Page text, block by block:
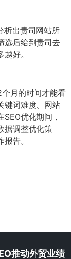
析出贵司网站所
选后给到贵司去
好。
月的时间才能看
键词难度、网站
优化期间，
据调整优化策
告。
推动外贸业绩